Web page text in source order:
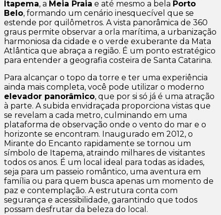
Itapema, a Meia Praia e até mesmo a bela Porto
Belo, formando um cenário inesquecível que se
estende por quilômetros. A vista panorâmica de 360
graus permite observar a orla marítima, a urbanização
harmoniosa da cidade e o verde exuberante da Mata
Atlântica que abraça a região. É um ponto estratégico
para entender a geografia costeira de Santa Catarina.
Para alcançar o topo da torre e ter uma experiência
ainda mais completa, você pode utilizar o moderno
elevador panorâmico, que por si só já é uma atração
à parte. A subida envidraçada proporciona vistas que
se revelam a cada metro, culminando em uma
plataforma de observação onde o vento do mar e o
horizonte se encontram. Inaugurado em 2012, o
Mirante do Encanto rapidamente se tornou um
símbolo de Itapema, atraindo milhares de visitantes
todos os anos. É um local ideal para todas as idades,
seja para um passeio romântico, uma aventura em
família ou para quem busca apenas um momento de
paz e contemplação. A estrutura conta com
segurança e acessibilidade, garantindo que todos
possam desfrutar da beleza do local.